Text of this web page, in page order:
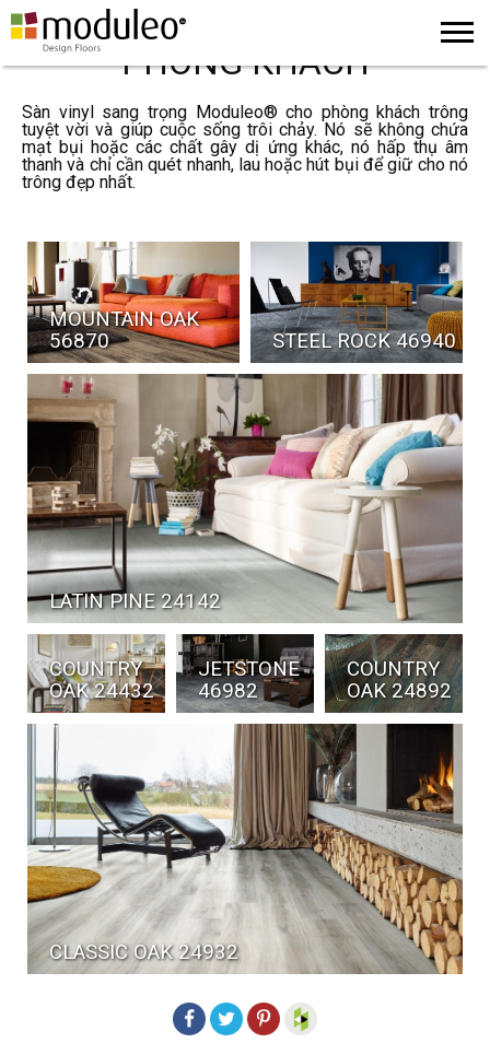
PHÒNG KHÁCH
Sàn vinyl sang trọng Moduleo® cho phòng khách trông
tuyệt vời và giúp cuộc sống trôi chảy. Nó sẽ không chứa
mạt bụi hoặc các chất gây dị ứng khác, nó hấp thụ âm
thanh và chỉ cần quét nhanh, lau hoặc hút bụi để giữ cho nó
trông đẹp nhất.
MOUNTAIN OAK
56870
STEEL ROCK 46940
LATIN PINE 24142
COUNTRY
OAK 24432
JETSTONE
46982
COUNTRY
OAK 24892
CLASSIC OAK 24932